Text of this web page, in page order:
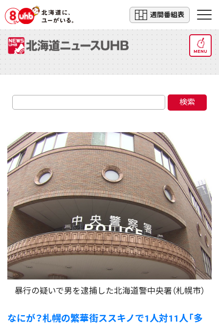
週間番組表
MENU
検索
暴行の疑いで男を逮捕した北海道警中央署（札幌市）
なにが？札幌の繁華街ススキノで1人対11人「多